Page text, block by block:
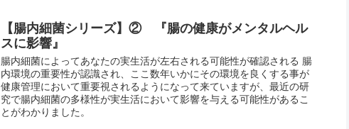
【腸内細菌シリーズ】② 『腸の健康がメンタルヘル
スに影響』
腸内細菌によってあなたの実生活が左右される可能性が確認される 腸
内環境の重要性が認識され、ここ数年いかにその環境を良くする事が
健康管理において重要視されるようになって来ていますが、最近の研
究で腸内細菌の多様性が実生活において影響を与える可能性があるこ
とがわかりました。